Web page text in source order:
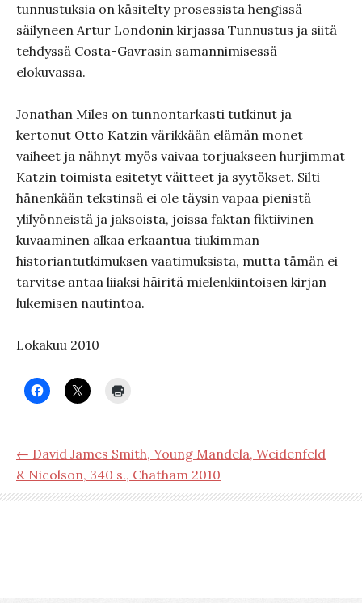
tunnustuksia on käsitelty prosessista hengissä
säilyneen Artur Londonin kirjassa Tunnustus ja siitä
tehdyssä Costa-Gavrasin samannimisessä
elokuvassa.
Jonathan Miles on tunnontarkasti tutkinut ja
kertonut Otto Katzin värikkään elämän monet
vaiheet ja nähnyt myös vaivaa torjuakseen hurjimmat
Katzin toimista esitetyt väitteet ja syytökset. Silti
hänenkään tekstinsä ei ole täysin vapaa pienistä
ylilyönneistä ja jaksoista, joissa faktan fiktiivinen
kuvaaminen alkaa erkaantua tiukimman
historiantutkimuksen vaatimuksista, mutta tämän ei
tarvitse antaa liiaksi häiritä mielenkiintoisen kirjan
lukemisen nautintoa.
Lokakuu 2010
← David James Smith, Young Mandela, Weidenfeld
& Nicolson, 340 s., Chatham 2010